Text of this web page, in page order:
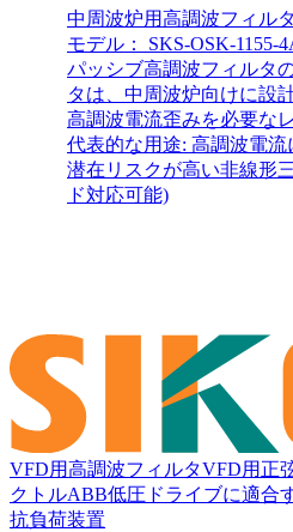
中周波炉用高調波フィル
モデル： SKS-OSK-1155-
パッシブ高調波フィルタ
タは、中周波炉向けに設
高調波電流歪みを必要な
代表的な用途: 高調波電
潜在リスクが高い非線形
ド対応可能)
VFD用高調波フィルタVFD用正
クトルABB低圧ドライブに適合
抗負荷装置